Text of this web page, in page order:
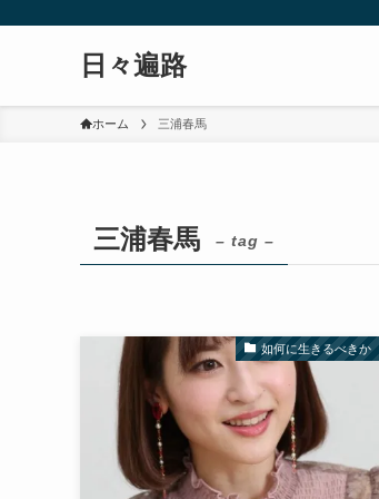
日々遍路
ホーム 三浦春馬
三浦春馬 – tag –
如何に生きるべきか